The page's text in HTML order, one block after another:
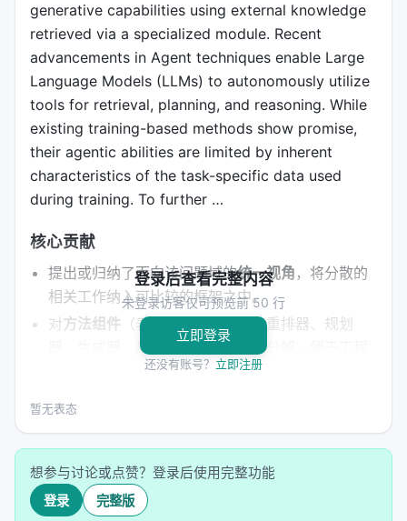
generative capabilities using external knowledge
retrieved via a specialized module. Recent
advancements in Agent techniques enable Large
Language Models (LLMs) to autonomously utilize
tools for retrieval, planning, and reasoning. While
existing training-based methods show promise,
their agentic abilities are limited by inherent
characteristics of the task-specific data used
during training. To further …
核心贡献
提出或归纳了面向该问题域的统一视角 ，将分散的
相关工作纳入可比较的框架之中。
对方法组件 （表示学习、检索器、重排器、规划
器、生成器、反馈机制）给出清晰分解，便于工程
在 实验协议或综述覆盖
讨论与 LLM 工具调用、强化学习、多智能体协作等
新兴范式的接口，指出从研究原型到工业系统的迁
移路径。
登录后查看完整内容
未登录访客仅可预览前 50 行
立即登录
还没有账号？ 立即注册
暂无表态
想参与讨论或点赞？登录后使用完整功能
登录 完整版